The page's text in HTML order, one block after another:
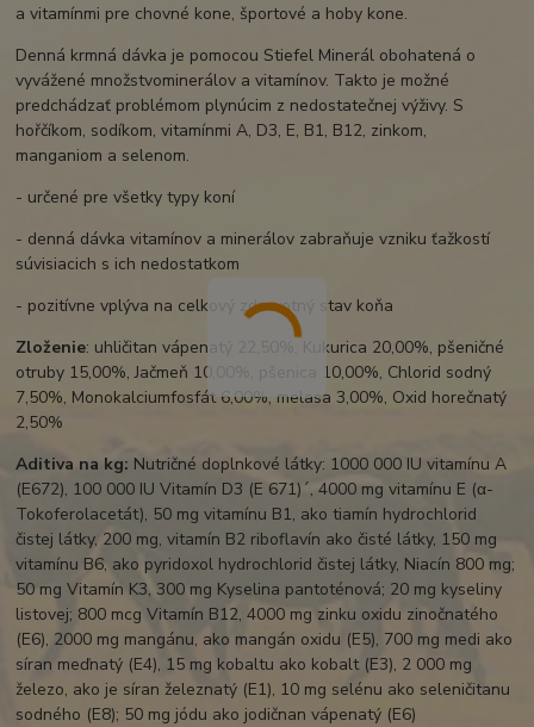
a vitamínmi pre chovné kone, športové a hoby kone.
Denná krmná dávka je pomocou Stiefel Minerál obohatená o
vyvážené množstvominerálov a vitamínov. Takto je možné
predchádzať problémom plynúcim z nedostatečnej výživy. S
hořčíkom, sodíkom, vitamínmi A, D3, E, B1, B12, zinkom,
manganiom a selenom.
- určené pre všetky typy koní
- denná dávka vitamínov a minerálov zabraňuje vzniku ťažkostí
súvisiacich s ich nedostatkom
- pozitívne vplýva na celkový zdravotný stav koňa
Zloženie: uhličitan vápenatý 22,50%, Kukurica 20,00%, pšeničné
otruby 15,00%, Jačmeň 10,00%, pšenica 10,00%, Chlorid sodný
7,50%, Monokalciumfosfát 6,00%, melasa 3,00%, Oxid horečnatý
2,50%
Aditiva na kg: Nutričné doplnkové látky: 1000 000 IU vitamínu A
(E672), 100 000 IU Vitamín D3 (E 671)´, 4000 mg vitamínu E (α-
Tokoferolacetát), 50 mg vitamínu B1, ako tiamín hydrochlorid
čistej látky, 200 mg, vitamín B2 riboflavín ako čisté látky, 150 mg
vitamínu B6, ako pyridoxol hydrochlorid čistej látky, Niacín 800 mg;
50 mg Vitamín K3, 300 mg Kyselina pantoténová; 20 mg kyseliny
listovej; 800 mcg Vitamín B12, 4000 mg zinku oxidu zinočnatého
(E6), 2000 mg mangánu, ako mangán oxidu (E5), 700 mg medi ako
síran meďnatý (E4), 15 mg kobaltu ako kobalt (E3), 2 000 mg
železo, ako je síran železnatý (E1), 10 mg selénu ako seleničitanu
sodného (E8); 50 mg jódu ako jodičnan vápenatý (E6)